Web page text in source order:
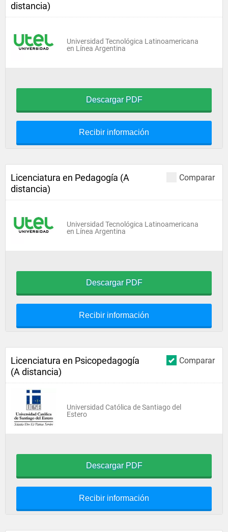
distancia)
Universidad Tecnológica Latinoamericana
en Línea Argentina
Descargar PDF
Recibir información
Comparar
Licenciatura en Pedagogía (A
distancia)
Universidad Tecnológica Latinoamericana
en Línea Argentina
Descargar PDF
Recibir información
Comparar
Licenciatura en Psicopedagogía
(A distancia)
Universidad Católica de Santiago del
Estero
Descargar PDF
Recibir información